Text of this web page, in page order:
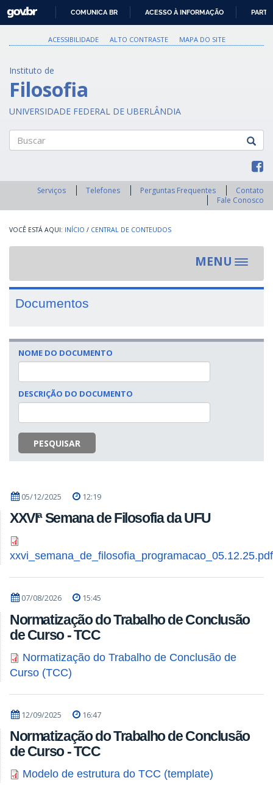
PARA
O
GOVBR
COMUNICA BR ACESSO À INFORMAÇÃO
ACESSIBILIDADE ALTO CONTRASTE MAPA DO SITE
Instituto de
Filosofia
UNIVERSIDADE FEDERAL DE UBERLÂNDIA
Serviços Telefones Perguntas Frequentes
Contato
Fale Conosco
INÍCIO / CENTRAL DE CONTEUDOS
MENU
Toggle
Documentos
NOME DO DOCUMENTO
DESCRIÇÃO DO DOCUMENTO
PESQUISAR
05/12/2025 12:19
XXVIª Semana de Filosofia da UFU
xxvi_semana_de_filosofia_programacao_05.12.25.pdf
07/08/2026 15:45
Normatização do Trabalho de Conclusão
de Curso - TCC
Normatização do Trabalho de Conclusão de
Curso (TCC)
12/09/2025 16:47
Normatização do Trabalho de Conclusão
de Curso - TCC
Modelo de estrutura do TCC (template)